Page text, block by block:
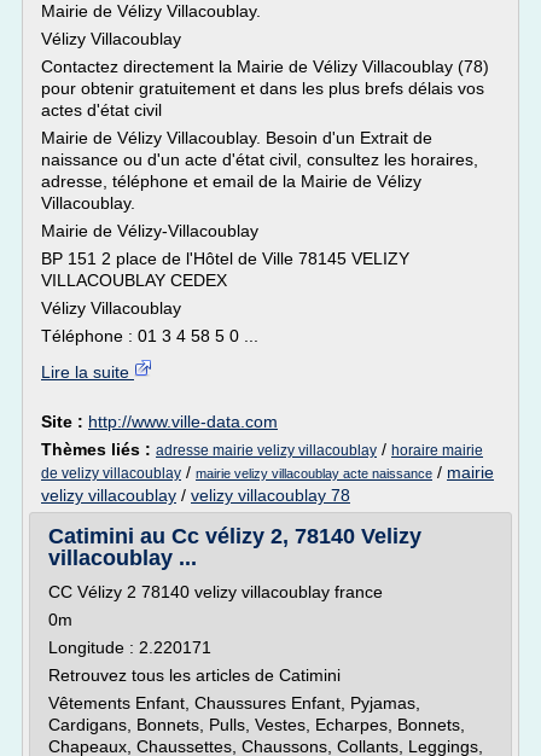
Mairie de Vélizy Villacoublay.
Vélizy Villacoublay
Contactez directement la Mairie de Vélizy Villacoublay (78)
pour obtenir gratuitement et dans les plus brefs délais vos
actes d'état civil
Mairie de Vélizy Villacoublay. Besoin d'un Extrait de
naissance ou d'un acte d'état civil, consultez les horaires,
adresse, téléphone et email de la Mairie de Vélizy
Villacoublay.
Mairie de Vélizy-Villacoublay
BP 151 2 place de l'Hôtel de Ville 78145 VELIZY
VILLACOUBLAY CEDEX
Vélizy Villacoublay
Téléphone : 01 3 4 58 5 0 ...
Lire la suite
Site : http://www.ville-data.com
Thèmes liés : adresse mairie velizy villacoublay / horaire mairie
de velizy villacoublay / mairie velizy villacoublay acte naissance / mairie
velizy villacoublay / velizy villacoublay 78
Catimini au Cc vélizy 2, 78140 Velizy
villacoublay ...
CC Vélizy 2 78140 velizy villacoublay france
0m
Longitude : 2.220171
Retrouvez tous les articles de Catimini
Vêtements Enfant, Chaussures Enfant, Pyjamas,
Cardigans, Bonnets, Pulls, Vestes, Echarpes, Bonnets,
Chapeaux, Chaussettes, Chaussons, Collants, Leggings,